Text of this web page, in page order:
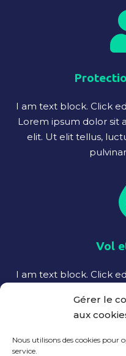
Gérer le
aux
Nous utilisons des cookies
service.
I am text block. Click
Lorem ipsum dolor sit
elit. Ut elit tellus,
Vol
I am text block. Click
elit. Ut elit tellus,